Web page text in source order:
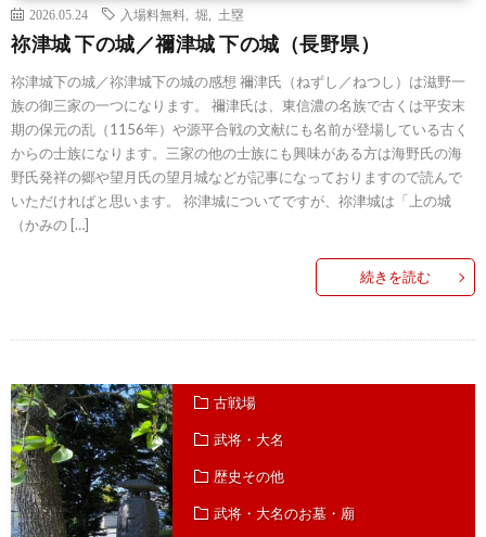
2026.05.24 入場料無料 堀 土塁
祢津城 下の城／禰津城 下の城（長野県）
祢津城下の城／祢津城下の城の感想 禰津氏（ねずし／ねつし）は滋野一
族の御三家の一つになります。 禰津氏は、東信濃の名族で古くは平安末
期の保元の乱（1156年）や源平合戦の文献にも名前が登場している古く
からの士族になります。三家の他の士族にも興味がある方は海野氏の海
野氏発祥の郷や望月氏の望月城などが記事になっておりますので読んで
いただければと思います。 祢津城についてですが、祢津城は「上の城
（かみの […]
続きを読む
古戦場
武将・大名
歴史その他
武将・大名のお墓・廟